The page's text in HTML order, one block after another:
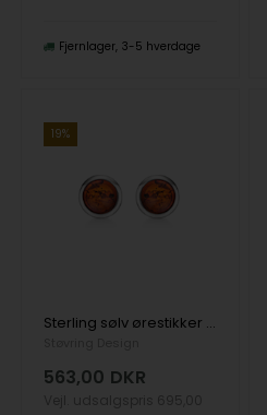
Fjernlager 3-5 hverdage
19%
Sterling sølv ørestikker med natur rav fra Støvring Design
563,00 DKR